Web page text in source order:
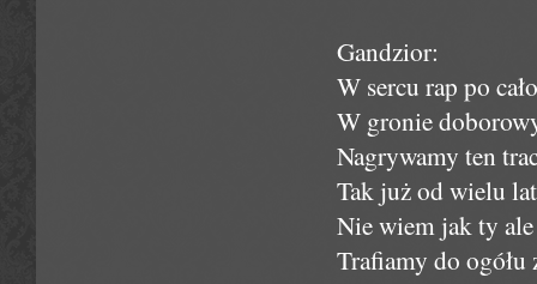
Gandzior:
W sercu rap po
W gronie
Nagrywamy ten
Tak już od wielu
Nie wiem jak ty
Trafiamy do ogółu